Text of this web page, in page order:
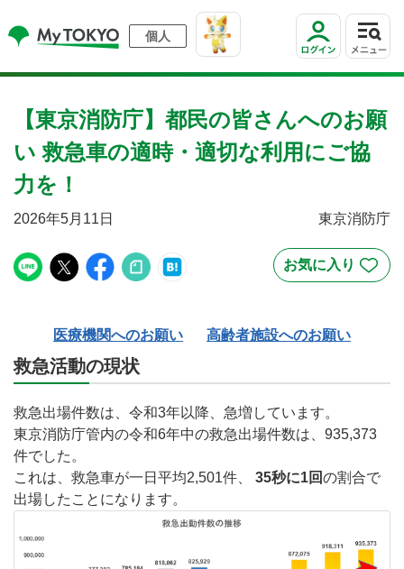
個人
【東京消防庁】都民の皆さんへのお願
い 救急車の適時・適切な利用にご協
力を！
2026年5月11日 東京消防庁
医療機関へのお願い 高齢者施設へのお願い
救急活動の現状
救急出場件数は、 令和3年以降、急増 しています。
東京消防庁管内の令和6年中の救急出場件数は、935,373
件でした。
これは、救急車が一日平均2,501件、 35秒に1回の割合で
出場したことになります。